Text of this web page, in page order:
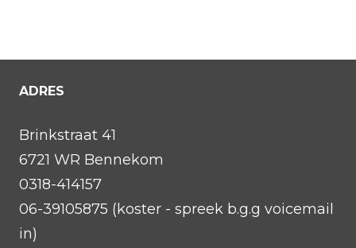
ADRES
Brinkstraat 41
6721 WR Bennekom
0318-414157
06-39105875 (koster - spreek b.g.g voicemail
in)